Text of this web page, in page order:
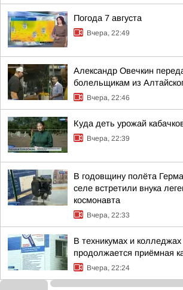
Погода 7 августа
Вчера, 22:49
Александр Овечкин
болельщикам из
Вчера, 22:46
Куда деть урожай
Вчера, 22:39
В годовщину полёта
селе встретили внука
космонавта
Вчера, 22:33
В техникумах и колледжах
продолжается приёмная
Вчера, 22:24